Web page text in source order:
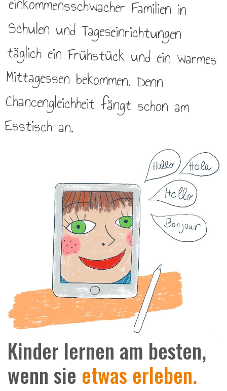
Esstisch an.
Kinder lernen am besten,
wenn sie etwas erleben.